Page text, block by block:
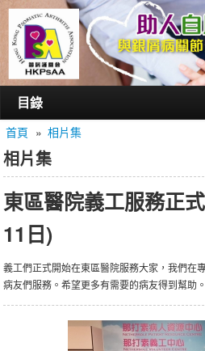
目錄
首頁
認識銀屑護關會
認識銀屑關節炎
活動/講座
會員通訊
聯絡我們
首頁 » 相片集
相片集
東區醫院義工服務正
11日)
義工們正式開始在東區醫院服務大家，我們在
病友們服務。希望更多有需要的病友得到幫助。